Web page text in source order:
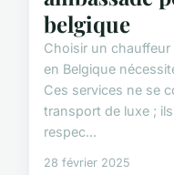
belgique
Choisir un
en Belgique
Ces services ne se
transport de luxe ;
respec...
28 février 2025